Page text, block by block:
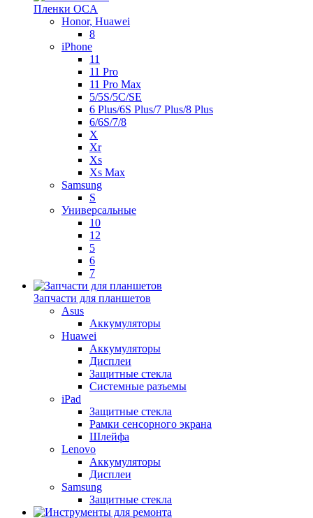
Пленки OCA
Honor, Huawei
8
iPhone
11
11 Pro
11 Pro Max
5/5S/5C/SE
6 Plus/6S Plus/7 Plus/8 Plus
6/6S/7/8
X
Xr
Xs
Xs Max
Samsung
S
Универсальные
10
12
5
6
7
Запчасти для планшетов
Asus
Аккумуляторы
Huawei
Аккумуляторы
Дисплеи
Защитные стекла
Системные разъемы
iPad
Защитные стекла
Рамки сенсорного экрана
Шлейфа
Lenovo
Аккумуляторы
Дисплеи
Samsung
Защитные стекла